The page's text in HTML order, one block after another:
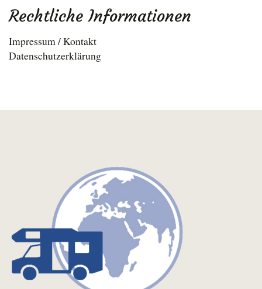
Rechtliche Informationen
Impressum / Kontakt
Datenschutzerklärung